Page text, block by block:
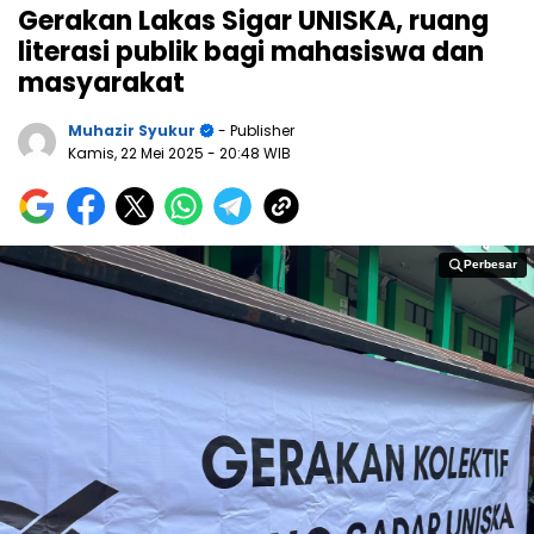
Gerakan Lakas Sigar UNISKA, ruang
literasi publik bagi mahasiswa dan
masyarakat
Muhazir Syukur
- Publisher
Kamis, 22 Mei 2025 - 20:48 WIB
Perbesar
Perbesar